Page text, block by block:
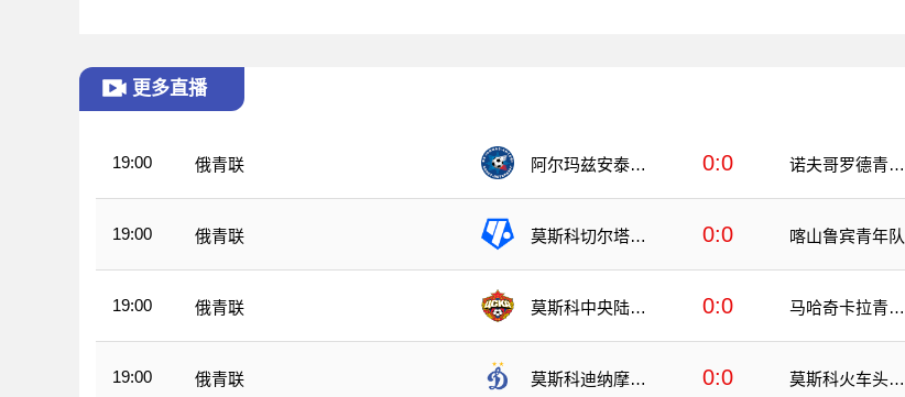
更多直播
19:00 俄青联
阿尔玛兹安泰青
0:0
诺夫哥罗德青年
19:00 俄青联
莫斯科切尔塔诺
0:0 喀山鲁宾青年队
19:00 俄青联
莫斯科中央陆军
0:0
马哈奇卡拉青年
19:00 俄青联
莫斯科迪纳摩青
0:0
莫斯科火车头青